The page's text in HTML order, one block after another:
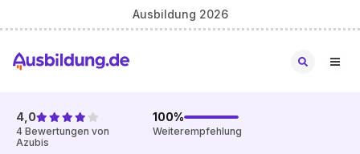
Ausbildung 2026
4,0
4 Bewertungen von
Azubis
100%
Weiterempfehlung